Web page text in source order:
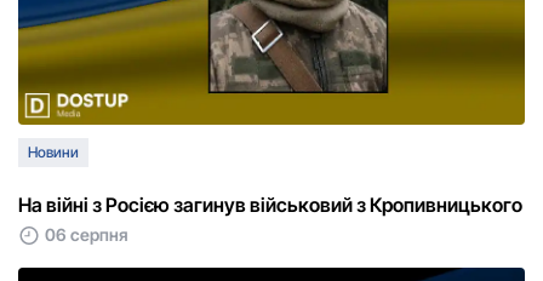
Новини
На війні з Росією загинув військовий з Кропивницького
06 серпня